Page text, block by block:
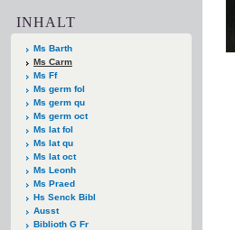
INHALT
Ms Barth
Ms Carm
Ms Ff
Ms germ fol
Ms germ qu
Ms germ oct
Ms lat fol
Ms lat qu
Ms lat oct
Ms Leonh
Ms Praed
Hs Senck Bibl
Ausst
Biblioth G Fr